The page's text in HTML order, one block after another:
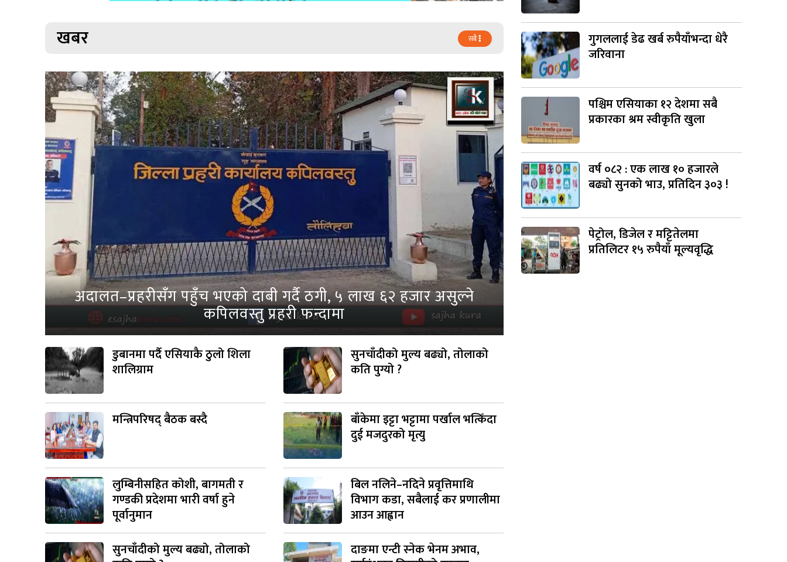
खबर सबै
अदालत–प्रहरीसँग पहुँच भएको दाबी गर्दै ठगी, ५ लाख ६२ हजार असुल्ने
कपिलवस्तु प्रहरी फन्दामा
डुबानमा पर्दै एसियाकै ठुलो शिला
शालिग्राम
मन्त्रिपरिषद् बैठक बस्दै
लुम्बिनीसहित कोशी, बागमती र
गण्डकी प्रदेशमा भारी वर्षा हुने
पूर्वानुमान
सुनचाँदीको मुल्य बढ्यो, तोलाको
सुनचाँदीको मुल्य बढ्यो, तोलाको
कति पुग्यो ?
बाँकेमा इट्टा भट्टामा पर्खाल भत्किँदा
दुई मजदुरको मृत्यु
बिल नलिने–नदिने प्रवृत्तिमाथि
विभाग कडा, सबैलाई कर प्रणालीमा
आउन आह्वान
दाङमा एन्टी स्नेक भेनम अभाव,
गुगललाई डेढ खर्ब रुपैयाँभन्दा धेरै
जरिवाना
पश्चिम एसियाका १२ देशमा सबै
प्रकारका श्रम स्वीकृति खुला
वर्ष ०८२ : एक लाख १० हजारले
बढ्यो सुनको भाउ, प्रतिदिन ३०३ !
पेट्रोल, डिजेल र मट्टितेलमा
प्रतिलिटर १५ रुपैयाँ मूल्यवृद्धि